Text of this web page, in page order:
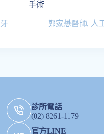
手術
鄭家懋醫師, 人
診所電話
(02) 8261-1179
官方LINE